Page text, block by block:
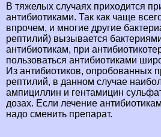
В тяжелых случаях приходится
антибиотиками. Так как чаще
впрочем, и многие другие
рептилий) вызывается
антибиотикам, при
пользоваться антибиотиками
Из антибиотиков, опробованных
рептилий, в данном случае
ампициллин и гентамицин
дозах. Если лечение
надо сменить препарат.